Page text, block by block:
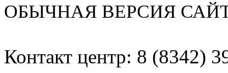
ОБЫЧНАЯ ВЕРСИЯ
Контакт центр: 8 (8342)